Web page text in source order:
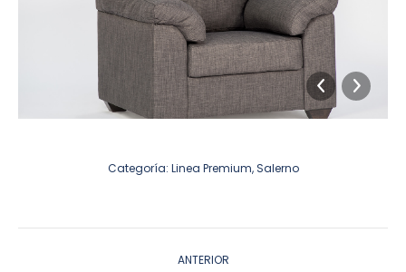
Categoría: Linea Premium,Salerno
NAVEGACIÓN
ANTERIOR